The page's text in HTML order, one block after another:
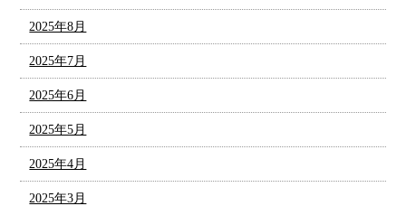
2025年8月
2025年7月
2025年6月
2025年5月
2025年4月
2025年3月